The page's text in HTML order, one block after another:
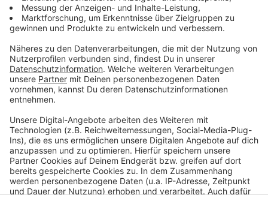
Voruntersuchung durchgeführt werden", teilt das
Bistum mit. Bis zu deren Abschluss bleibe Kurt Schulte
Domdechant Weihbischof Dr. Christoph Hegge.
Anzeige
Anzeige